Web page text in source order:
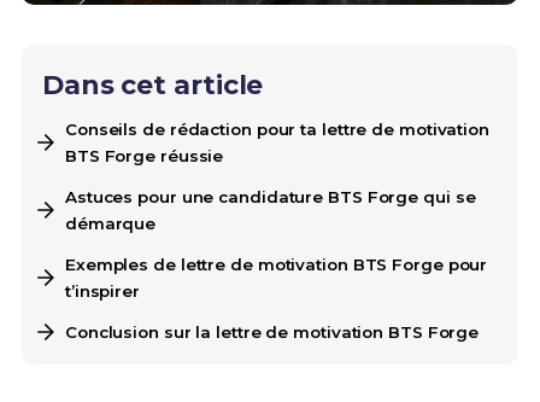
Dans cet article
Conseils de rédaction pour ta lettre de motivation
BTS Forge réussie
Astuces pour une candidature BTS Forge qui se
démarque
Exemples de lettre de motivation BTS Forge pour
t’inspirer
Conclusion sur la lettre de motivation BTS Forge